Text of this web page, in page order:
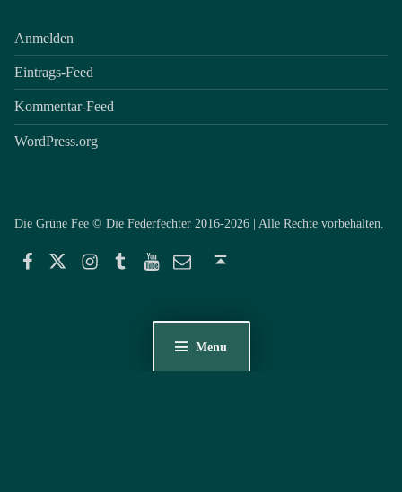
Menu
Anmelden
Eintrags-Feed
Kommentar-Feed
WordPress.org
Die Grüne Fee © Die Federfechter 2016-2026 | Alle Rechte vorbehalten.